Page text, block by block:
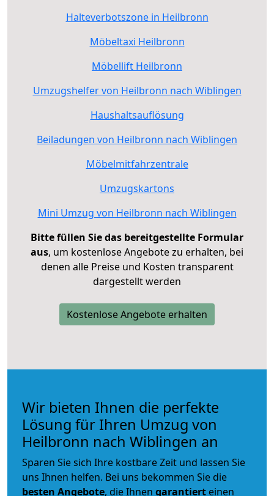
Halteverbotszone in Heilbronn
Möbeltaxi Heilbronn
Möbellift Heilbronn
Umzugshelfer von Heilbronn nach Wiblingen
Haushaltsauflösung
Beiladungen von Heilbronn nach Wiblingen
Möbelmitfahrzentrale
Umzugskartons
Mini Umzug von Heilbronn nach Wiblingen
Bitte füllen Sie das bereitgestellte Formular
aus, um kostenlose Angebote zu erhalten, bei
denen alle Preise und Kosten transparent
dargestellt werden
Kostenlose Angebote erhalten
Wir bieten Ihnen die perfekte
Lösung für Ihren Umzug von
Heilbronn nach Wiblingen an
Sparen Sie sich Ihre kostbare Zeit und lassen Sie
uns Ihnen helfen. Bei uns bekommen Sie die
besten Angebote, die Ihnen garantiert einen